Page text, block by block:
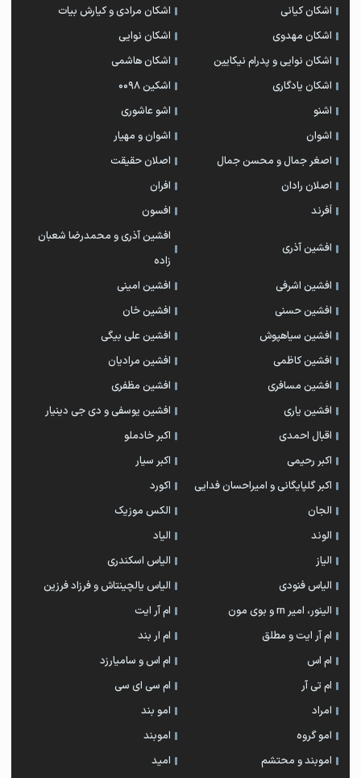
اشکان کیانی
اشکان مرادی و کیارش بیات
اشکان مهدوی
اشکان نوایی
اشکان نوایی و پدرام نیکایین
اشکان هاشمی
اشکان یادگاری
اشکین ۰۰۹۸
اشنو
اشو عاشوری
اشوان
اشوان و مهیار
اصغر جمال و محسن جمال
اصلان حقیقت
اصلان رادان
افران
اَفرند
افسون
افشین آذری
افشین آذری و محمدرضا شعبان
زاده
افشین اشرفی
افشین امینی
افشین حسنی
افشین خان
افشین سیاهپوش
افشین علی بیگی
افشین کاظمی
افشین مرادیان
افشین مسافری
افشین مظفری
افشین یاری
افشین یوسفی و دی جی دینیار
اقبال احمدی
اکبر خادملو
اکبر رحیمی
اکبر سیار
اکبر گلپایگانی و امیراحسان فدایی
اکورد
الجان
الکس موزیک
الوند
الیاد
الیاز
الیاس اسکندری
الیاس فنودی
الیاس یالچینتاش و فرزاد فرزین
الینور، امیر rn و بوی مون
ام آر ایت
ام آر ایت و مطلق
ام‌ ار بند
ام اس
ام اس و سامیارزد
ام تی آر
ام سی ای سی
امراد
امو بند
امو گروه
اموبند
اموبند و محتشم
امید